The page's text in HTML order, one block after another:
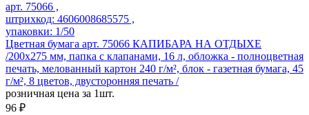
арт. 75066 ,
штрихкод: 4606008685575 ,
упаковки: 1/50
Цветная бумага арт. 75066 КАПИБАРА НА ОТДЫХЕ
/200x275 мм, папка с клапанами, 16 л, обложка - полноцветная
печать, мелованный картон 240 г/м², блок - газетная бумага, 45
г/м², 8 цветов, двусторонняя печать /
розничная цена за 1шт.
96 ₽